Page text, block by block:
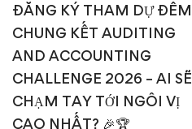
ĐĂNG KÝ THAM DỰ ĐÊM
CHUNG KẾT AUDITING
AND ACCOUNTING
CHALLENGE 2026 – AI SẼ
CHẠM TAY TỚI NGÔI VỊ
CAO NHẤT? 🎉🏆